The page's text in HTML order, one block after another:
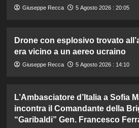
Giuseppe Recca 5 Agosto 2026 : 20:05
Drone con esplosivo trovato
era vicino a un aereo ucraino
Giuseppe Recca 5 Agosto 2026 : 14:10
L’Ambasciatore d’Italia a Sofia
incontra il Comandante della
“Garibaldi” Gen. Francesco